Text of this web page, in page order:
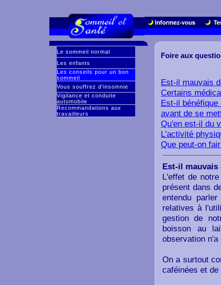
Le sommeil normal
Les enfants
Les conseils pour un bon
sommeil
Vous souffrez d'insomnie
Vigilance et conduite
automobile
Recommandations aux
travailleurs
Foire aux
Est-il mauvais
Certains
Est-il
avant de se
Qu'en est-il du
L'activité
Que peut-on
Est-il mauvais
L'effet de
présent dans
entendu
relatives à
gestion de
boisson au
observation
On a surtout
caféinées et